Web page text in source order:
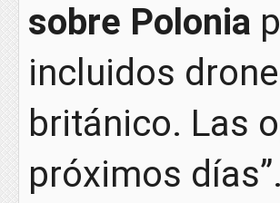
sobre Polonia
incluidos
británico. Las
próximos días”.